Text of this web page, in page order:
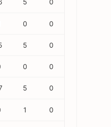
5 0
0 0
5 0
0 0
5 0
1 0